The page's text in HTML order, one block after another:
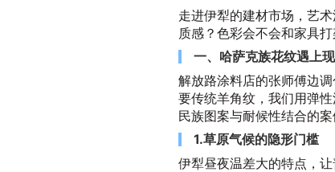
走进伊犁的建材市场，艺
质感？色彩会不会和家具
一、哈萨克族花纹遇上
解放路涂料店的张师傅边
要传统羊角纹，我们用弹
民族图案与耐候性结合的
1.草原气候的隐形门槛
伊犁昼夜温差大的特点，